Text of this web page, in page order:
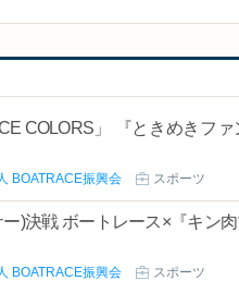
ンファーレ』『波乗り
BOATRACE振興会 スポーツ
)決戦 ボートレース×『キン
BOATRACE振興会 スポーツ